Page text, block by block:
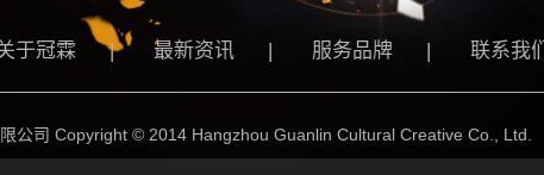
于冠霖 | 最新资讯 | 服务品牌 | 联系我们
公司 Copyright © 2014 Hangzhou Guanlin Cultural Creative Co., Ltd.